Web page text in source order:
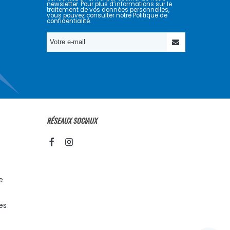
newsletter. Pour plus d’informations sur le
traitement de vos données personnelles,
vous pouvez consulter notre Politique de
confidentialité.
RÉSEAUX SOCIAUX